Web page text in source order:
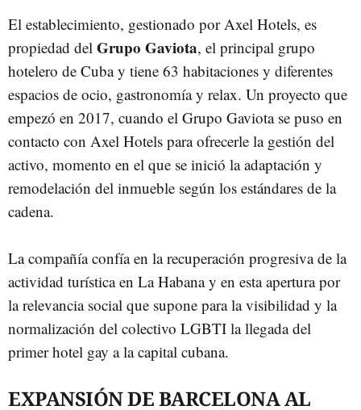
El establecimiento, gestionado por Axel Hotels, es
propiedad del Grupo Gaviota, el principal grupo
hotelero de Cuba y tiene 63 habitaciones y diferentes
espacios de ocio, gastronomía y relax. Un proyecto que
empezó en 2017, cuando el Grupo Gaviota se puso en
contacto con Axel Hotels para ofrecerle la gestión del
activo, momento en el que se inició la adaptación y
remodelación del inmueble según los estándares de la
cadena.
La compañía confía en la recuperación progresiva de la
actividad turística en La Habana y en esta apertura por
la relevancia social que supone para la visibilidad y la
normalización del colectivo LGBTI la llegada del
primer hotel gay a la capital cubana.
EXPANSIÓN DE BARCELONA AL